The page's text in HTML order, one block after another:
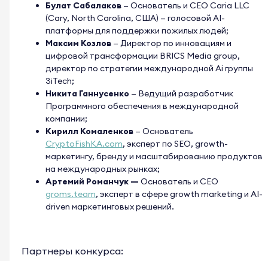
Булат Сабалаков — Основатель и CEO Caria LLC
(Cary, North Carolina, США) — голосовой AI-
платформы для поддержки пожилых людей;
Максим Козлов — Директор по инновациям и
цифровой трансформации BRICS Media group,
директор по стратегии международной Ai группы
3iTech;
Никита Ганнусенко — Ведущий разработчик
Программного обеспечения в международной
компании;
Кирилл Комаленков — Основатель
CryptoFishKA.com, эксперт по SEO, growth-
маркетингу, бренду и масштабированию продуктов
на международных рынках;
Артемий Романчук — Основатель и СЕО
groms.team, эксперт в сфере growth marketing и AI-
driven маркетинговых решений.
Партнеры конкурса: